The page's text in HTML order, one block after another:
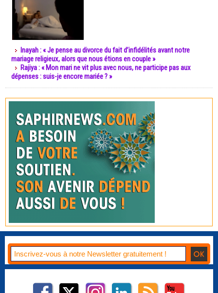
Inayah : « Je pense au divorce du fait d’infidélités avant notre
mariage religieux, alors que nous étions en couple »
Rajiya : « Mon mari ne vit plus avec nous, ne participe pas aux
dépenses : suis-je encore mariée ? »